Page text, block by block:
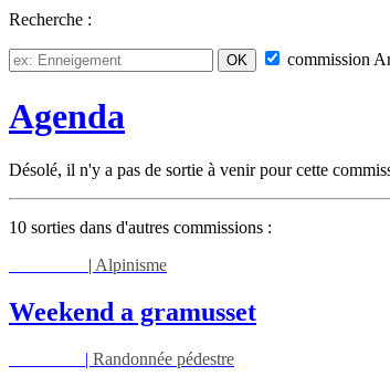
Recherche :
commission
Agenda
Désolé, il n'y a pas de sortie à venir pour cette
10 sorties dans d'autres commissions :
| Alpinisme
Weekend a gramusset
| Randonnée pédestre